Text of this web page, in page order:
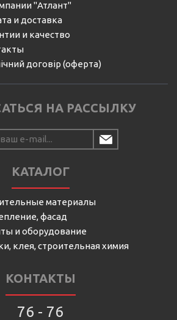
"Атлант"
и доставка
и качество
договір (оферта)
НА РАССЫЛКУ
КАТАЛОГ
материалы
фасад
и оборудование
клея, строительная химия
КОНТАКТЫ
76 - 76